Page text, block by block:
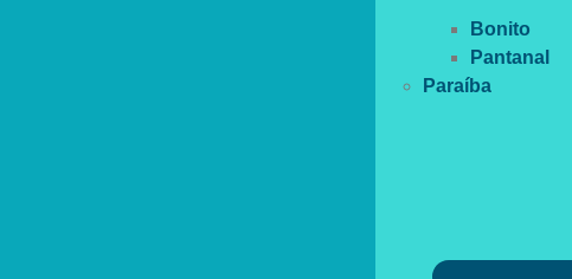
Bonito
Pantanal
Paraíba